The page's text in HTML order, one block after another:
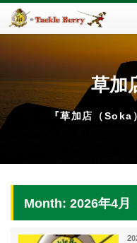
草加
『草加店（
Month: 2026年4月